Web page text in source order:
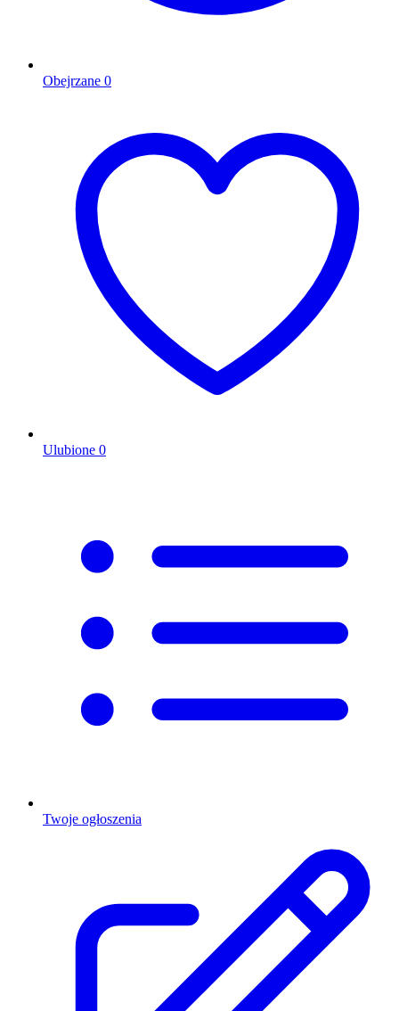
Obejrzane 0
Ulubione 0
Twoje ogłoszenia